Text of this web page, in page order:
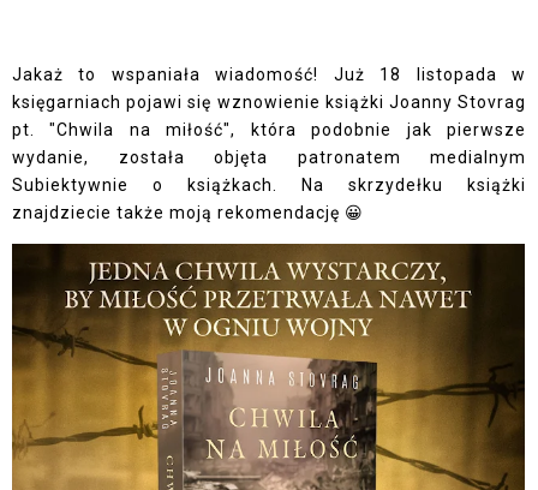
Jakaż to wspaniała wiadomość! Już 18 listopada w
księgarniach pojawi się wznowienie książki Joanny Stovrag
pt. "Chwila na miłość", która podobnie jak pierwsze
wydanie, została objęta patronatem medialnym
Subiektywnie o książkach. Na skrzydełku książki
znajdziecie także moją rekomendację 😀